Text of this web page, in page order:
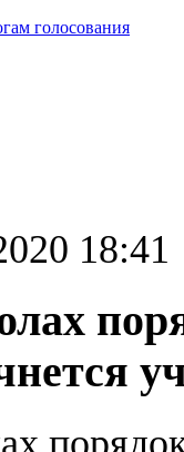
голосования
18:41